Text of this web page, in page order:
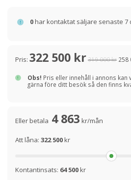
0har kontaktat säljare senaste 7
Pris: 322 500 kr319 000 kr 258
Obs! Pris eller innehåll i annons kan
gärna före ditt besök så den finns
Eller betala 4 863 kr/mån
Att låna: 322 500kr
Kontantinsats: 64 500kr